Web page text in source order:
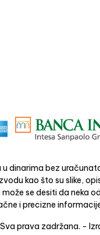
dinarima bez
kao što su slike,
se desiti da neka
i precizne
prava zadržana. -